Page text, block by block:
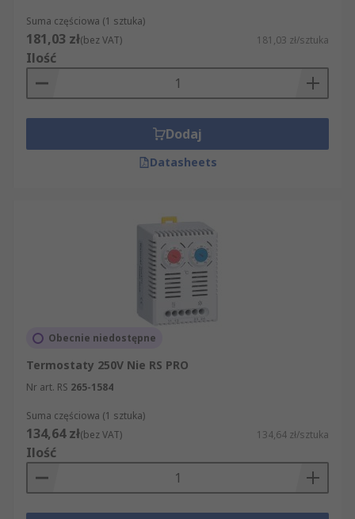
Suma częściowa (1 sztuka)
181,03 zł(bez VAT) 181,03 zł/sztuka
Ilość
Dodaj
Datasheets
Obecnie niedostępne
Termostaty 250V Nie RS PRO
Nr art. RS 265-1584
Suma częściowa (1 sztuka)
134,64 zł(bez VAT) 134,64 zł/sztuka
Ilość